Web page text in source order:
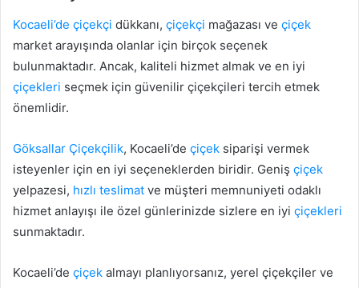
Kocaeli’de çiçekçi dükkanı, çiçekçi mağazası ve çiçek
market arayışında olanlar için birçok seçenek
bulunmaktadır. Ancak, kaliteli hizmet almak ve en iyi
çiçekleri seçmek için güvenilir çiçekçileri tercih etmek
önemlidir.
Göksallar Çiçekçilik, Kocaeli’de çiçek siparişi vermek
isteyenler için en iyi seçeneklerden biridir. Geniş çiçek
yelpazesi, hızlı teslimat ve müşteri memnuniyeti odaklı
hizmet anlayışı ile özel günlerinizde sizlere en iyi çiçekleri
sunmaktadır.
Kocaeli’de çiçek almayı planlıyorsanız, yerel çiçekçiler ve